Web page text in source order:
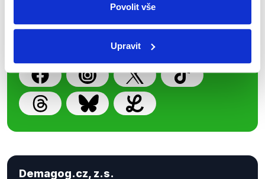
Povolit vše
Upravit
z Demagog.cz. Sdílením našich
příspěvků přátelům podpoříte naši
Demagog.cz, z.s.